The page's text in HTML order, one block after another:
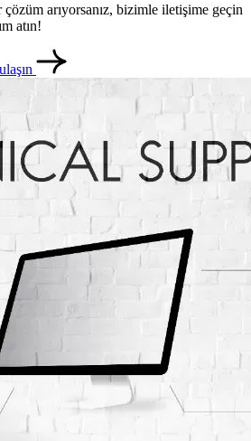
English
arıyorsanız, bizimle iletişime geçin
atın!